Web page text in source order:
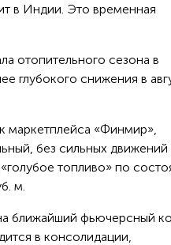
в Индии. Это временная
отопительного сезона в
глубокого снижения в
маркетплейса «Финмир»,
без сильных движений
топливо» по
м.
ближайший фьючерсный
в консолидации,